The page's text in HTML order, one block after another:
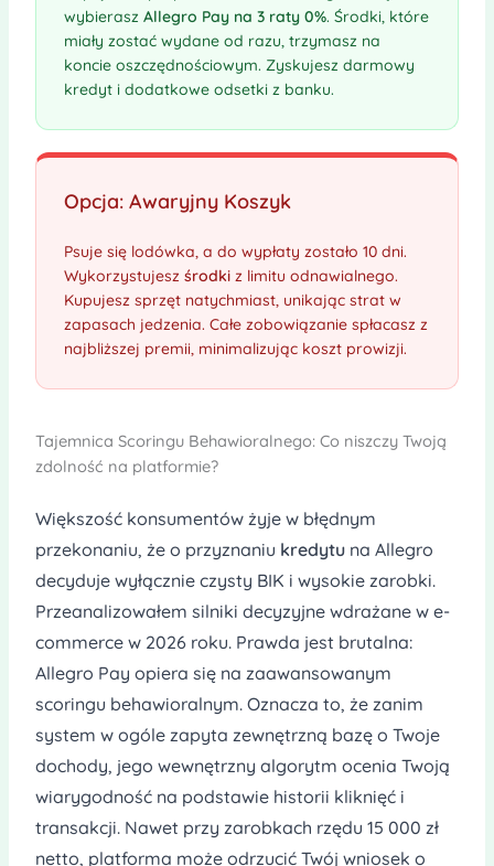
wybierasz Allegro Pay na 3 raty 0%. Środki, które
miały zostać wydane od razu, trzymasz na
koncie oszczędnościowym. Zyskujesz darmowy
kredyt i dodatkowe odsetki z banku.
Opcja: Awaryjny Koszyk
Psuje się lodówka, a do wypłaty zostało 10 dni.
Wykorzystujesz środkiz limitu odnawialnego.
Kupujesz sprzęt natychmiast, unikając strat w
zapasach jedzenia. Całe zobowiązanie spłacasz z
najbliższej premii, minimalizując koszt prowizji.
Tajemnica Scoringu Behawioralnego: Co niszczy Twoją
zdolność na platformie?
Większość konsumentów żyje w błędnym
przekonaniu, że o przyznaniu kredytuna Allegro
decyduje wyłącznie czysty BIK i wysokie zarobki.
Przeanalizowałem silniki decyzyjne wdrażane w e-
commerce w 2026 roku. Prawda jest brutalna:
Allegro Pay opiera się na zaawansowanym
scoringu behawioralnym. Oznacza to, że zanim
system w ogóle zapyta zewnętrzną bazę o Twoje
dochody, jego wewnętrzny algorytm ocenia Twoją
wiarygodność na podstawie historii kliknięć i
transakcji. Nawet przy zarobkach rzędu 15 000 zł
netto, platforma może odrzucić Twój wniosek o